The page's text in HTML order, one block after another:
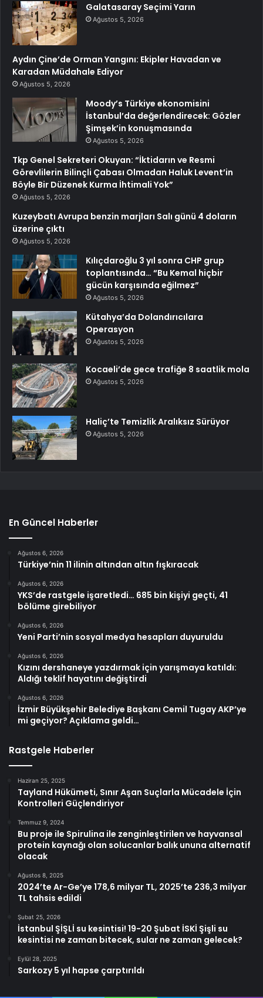
Galatasaray Seçimi Yarın
Ağustos 5, 2026
Aydın Çine’de Orman Yangını: Ekipler Havadan ve
Karadan Müdahale Ediyor
Ağustos 5, 2026
Moody’s Türkiye ekonomisini
İstanbul’da değerlendirecek: Gözler
Şimşek’in konuşmasında
Ağustos 5, 2026
Tkp Genel Sekreteri Okuyan: “İktidarın ve Resmi
Görevlilerin Bilinçli Çabası Olmadan Haluk Levent’in
Böyle Bir Düzenek Kurma İhtimali Yok”
Ağustos 5, 2026
Kuzeybatı Avrupa benzin marjları Salı günü 4 doların
üzerine çıktı
Ağustos 5, 2026
Kılıçdaroğlu 3 yıl sonra CHP grup
toplantısında… “Bu Kemal hiçbir
gücün karşısında eğilmez”
Ağustos 5, 2026
Kütahya’da Dolandırıcılara
Operasyon
Ağustos 5, 2026
Kocaeli’de gece trafiğe 8 saatlik mola
Ağustos 5, 2026
Haliç’te Temizlik Aralıksız Sürüyor
Ağustos 5, 2026
En Güncel Haberler
Ağustos 6, 2026
Türkiye’nin 11 ilinin altından altın fışkıracak
Ağustos 6, 2026
YKS’de rastgele işaretledi… 685 bin kişiyi geçti, 41
bölüme girebiliyor
Ağustos 6, 2026
Yeni Parti’nin sosyal medya hesapları duyuruldu
Ağustos 6, 2026
Kızını dershaneye yazdırmak için yarışmaya katıldı:
Aldığı teklif hayatını değiştirdi
Ağustos 6, 2026
İzmir Büyükşehir Belediye Başkanı Cemil Tugay AKP’ye
mi geçiyor? Açıklama geldi…
Rastgele Haberler
Haziran 25, 2025
Tayland Hükümeti, Sınır Aşan Suçlarla Mücadele İçin
Kontrolleri Güçlendiriyor
Temmuz 9, 2024
Bu proje ile Spirulina ile zenginleştirilen ve hayvansal
protein kaynağı olan solucanlar balık ununa alternatif
olacak
Ağustos 8, 2025
2024’te Ar-Ge’ye 178,6 milyar TL, 2025’te 236,3 milyar
TL tahsis edildi
Şubat 25, 2026
İstanbul ŞİŞLİ su kesintisi! 19-20 Şubat İSKİ Şişli su
kesintisi ne zaman bitecek, sular ne zaman gelecek?
Eylül 28, 2025
Sarkozy 5 yıl hapse çarptırıldı